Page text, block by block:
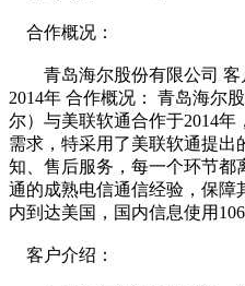
合作概况：
青岛海尔股份有限公司 客
2014年 合作概况： 青岛海尔
尔）与美联软通合作于2014
需求，特采用了美联软通提出
知、售后服务，每一个环节都
通的成熟电信通信经验，保障
内到达美国，国内信息使用
客户介绍：